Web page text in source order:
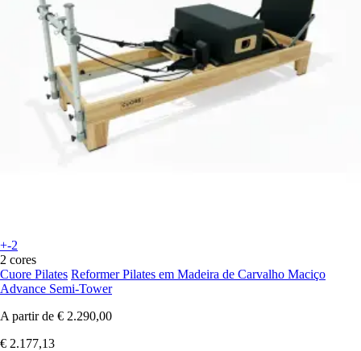
+-2
2 cores
Cuore Pilates Reformer Pilates em Madeira de Carvalho Maciço
Advance Semi-Tower
A partir de € 2.290,00
€ 2.177,13